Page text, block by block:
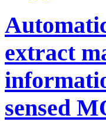
extract
sensed